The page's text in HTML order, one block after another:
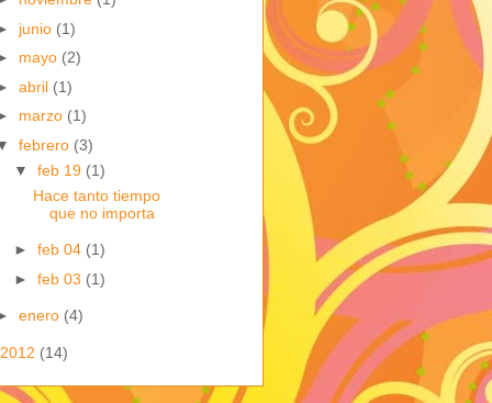
junio (1)
mayo (2)
abril (1)
marzo (1)
febrero (3)
▼ feb 19 (1)
Hace tanto tiempo
que no importa
► feb 04 (1)
► feb 03 (1)
enero (4)
2012 (14)